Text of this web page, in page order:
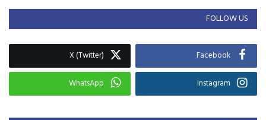
FOLLOW US
Facebook
X (Twitter)
Instagram
WhatsApp